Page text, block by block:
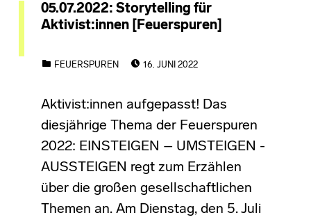
05.07.2022: Storytelling für
Aktivist:innen [Feuerspuren]
FEUERSPUREN
16. JUNI 2022
Aktivist:innen aufgepasst! Das
diesjährige Thema der Feuerspuren
2022: EINSTEIGEN – UMSTEIGEN -
AUSSTEIGEN regt zum Erzählen
über die großen gesellschaftlichen
Themen an. Am Dienstag, den 5. Juli